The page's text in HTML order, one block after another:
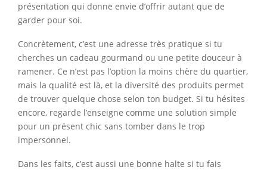
présentation qui donne envie d’offrir autant que de
garder pour soi.
Concrètement, c’est une adresse très pratique si tu
cherches un cadeau gourmand ou une petite douceur à
ramener. Ce n’est pas l’option la moins chère du quartier,
mais la qualité est là, et la diversité des produits permet
de trouver quelque chose selon ton budget. Si tu hésites
encore, regarde l’enseigne comme une solution simple
pour un présent chic sans tomber dans le trop
impersonnel.
Dans les faits, c’est aussi une bonne halte si tu fais